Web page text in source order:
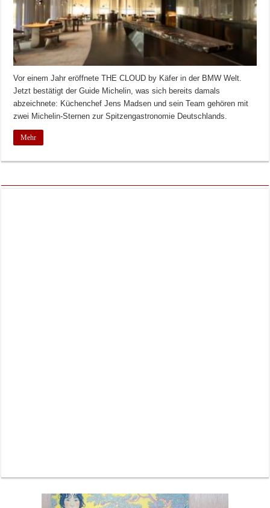
Vor einem Jahr eröffnete THE CLOUD by Käfer in der BMW Welt.
Jetzt bestätigt der Guide Michelin, was sich bereits damals
abzeichnete: Küchenchef Jens Madsen und sein Team gehören mit
zwei Michelin-Sternen zur Spitzengastronomie Deutschlands.
Mehr